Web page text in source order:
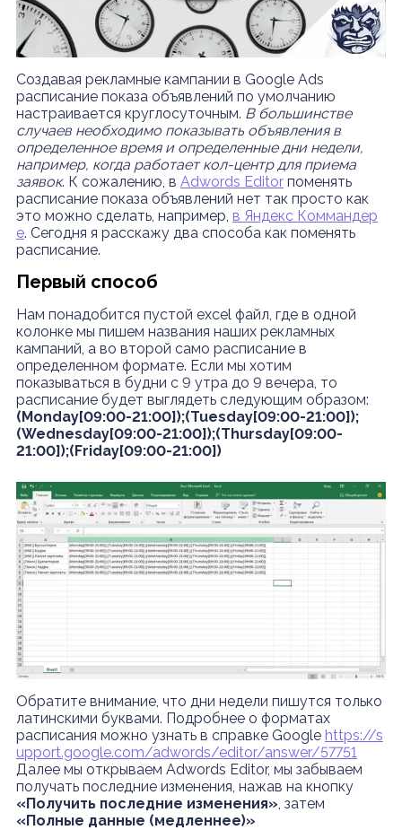
Создавая рекламные кампании в Google Ads
расписание показа объявлений по умолчанию
настраивается круглосуточным. В большинстве
случаев необходимо показывать объявления в
определенное время и определенные дни недели,
например, когда работает кол-центр для приема
заявок. К сожалению, в Adwords Editorпоменять
расписание показа объявлений нет так просто как
это можно сделать, например, в Яндекс Коммандер
е. Сегодня я расскажу два способа как поменять
расписание.
Первый способ
Нам понадобится пустой excel файл, где в одной
колонке мы пишем названия наших рекламных
кампаний, а во второй само расписание в
определенном формате. Если мы хотим
показываться в будни с 9 утра до 9 вечера, то
расписание будет выглядеть следующим образом:
(Monday[09:00-21:00]);(Tuesday[09:00-21:00]);
(Wednesday[09:00-21:00]);(Thursday[09:00-
21:00]);(Friday[09:00-21:00])
Обратите внимание, что дни недели пишутся только
латинскими буквами. Подробнее о форматах
расписания можно узнать в справке Google https://s
upport.google.com/adwords/editor/answer/57751
Далее мы открываем Adwords Editor, мы забываем
получать последние изменения, нажав на кнопку
«Получить последние изменения» , затем
«Полные данные (медленнее)»